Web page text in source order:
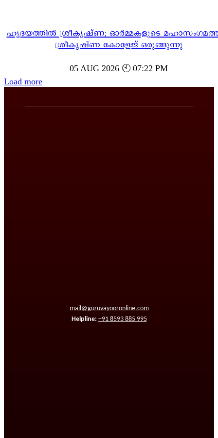
ഹൃദയത്തിൽ ശ്രീകൃഷ്ണ; ഓർമ്മകളുടെ
ശ്രീകൃഷ്ണ കോളേജ് ഒരുങ്ങുന്നു
05 AUG 2026 🕙 07:22 PM
Load more
mail@guruvayooronline.com
Helpline: +91 8593 885 995